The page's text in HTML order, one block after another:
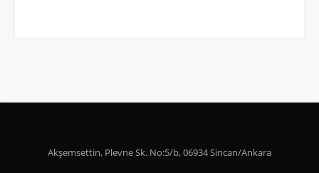
Akşemsettin, Plevne Sk. No:5/b, 06934 Sincan/Ankara